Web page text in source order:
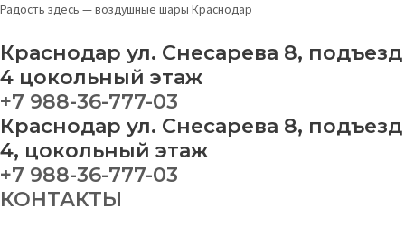
Перейти
содержимому
Радость здесь — воздушные шары Краснодар
Краснодар ул. Снесарева 8, подъезд
4 цокольный этаж
+7 988-36-777-03
Краснодар ул. Снесарева 8, подъезд
4, цокольный этаж
+7 988-36-777-03
КОНТАКТЫ
Фотозона
82
quantity